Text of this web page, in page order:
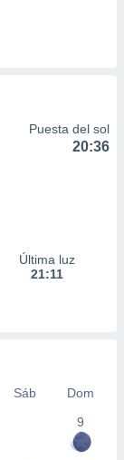
Puesta del sol
20:36
Última luz
21:11
Sáb
Dom
9